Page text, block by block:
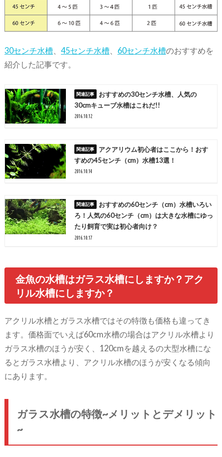
30センチ水槽、 45センチ水槽、 60センチ水槽のおすすめを
紹介した記事です。
おすすめの30センチ水槽、人気の
30cmキューブ水槽はこれだ!!
2016.10.12
アクアリウム初心者はここから！おす
すめの45センチ（cm）水槽13選！
2016.10.14
おすすめの60センチ（cm）水槽いろい
ろ！人気の60センチ（cm）は大きな水槽にゆっ
たり飼育で実は初心者向け？
2016.10.17
金魚の水槽はガラス水槽にしますか？アク
リル水槽にしますか？
アクリル水槽とガラス水槽ではその特徴も価格も違ってき
ます。価格面でいえば60cm水槽の場合はアクリル水槽より
ガラス水槽のほうが安く、120cmを越えるの大型水槽にな
るとガラス水槽より、アクリル水槽のほうが安くなる傾向
にあります。
ガラス水槽の特徴~メリットとデメリット
~